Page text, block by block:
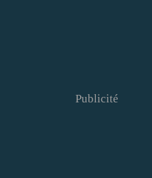
Publicité